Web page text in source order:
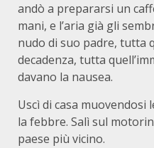
andò a prepararsi un
mani, e l’aria già gli
nudo di suo padre, tutta
decadenza, tutta
davano la nausea.
Uscì di casa muovendosi
la febbre. Salì sul
paese più vicino.